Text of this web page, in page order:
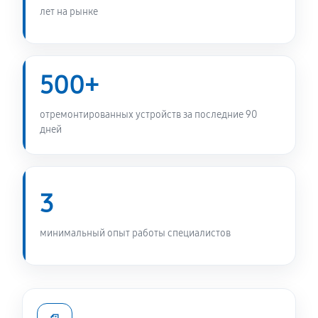
Чистка бака снегоуборщика Daewoo DAST 8570
Чистка карбюратора снегоуборщика Daewoo DAST
8570
Замена/Pемонт шнека снегоуборщика Daewoo
60 минут
лет на рынке
500+
отремонтированных устройств за последние 90
дней
3
минимальный опыт работы специалистов